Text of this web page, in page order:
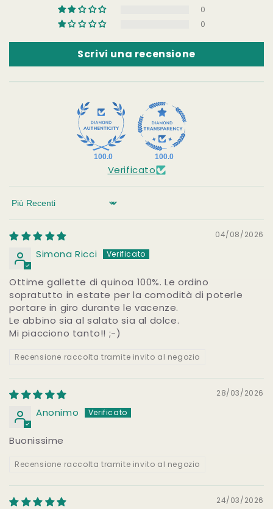
0
0
Scrivi una recensione
100.0 100.0
Verificato
Sort by
04/08/2026
Simona Ricci
Ottime gallette di quinoa 100%. Le ordino
sopratutto in estate per la comodità di poterle
portare in giro durante le vacenze.
Le abbino sia al salato sia al dolce.
Mi piacciono tanto!! ;-)
Recensione raccolta tramite invito al negozio
28/03/2026
Anonimo
Buonissime
Recensione raccolta tramite invito al negozio
24/03/2026